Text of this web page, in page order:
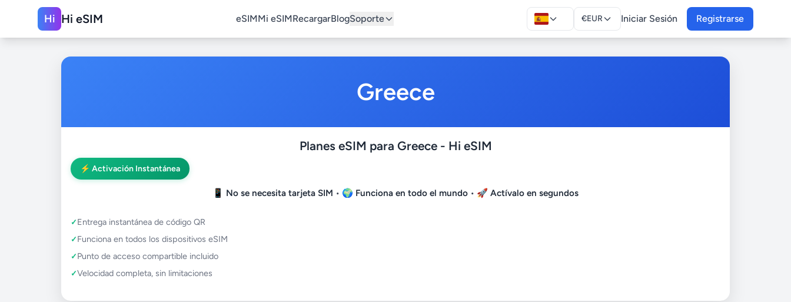
Hi Hi eSIM eSIMMi eSIMRecargarBlogSoporte €EUR Iniciar Sesión Registrarse
Greece
Planes eSIM para Greece - Hi eSIM
⚡ Activación Instantánea
📱 No se necesita tarjeta SIM • 🌍 Funciona en todo el mundo • 🚀 Actívalo en segundos
Entrega instantánea de código QR
Funciona en todos los dispositivos eSIM
Punto de acceso compartible incluido
Velocidad completa, sin limitaciones